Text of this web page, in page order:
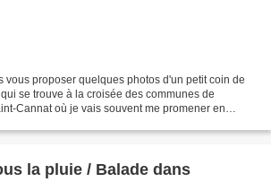
vous proposer quelques photos d'un petit coin de
se trouve à la croisée des communes de
Cannat où je vais souvent me promener en
la pluie / Balade dans